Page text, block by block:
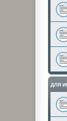
ДЛЯ